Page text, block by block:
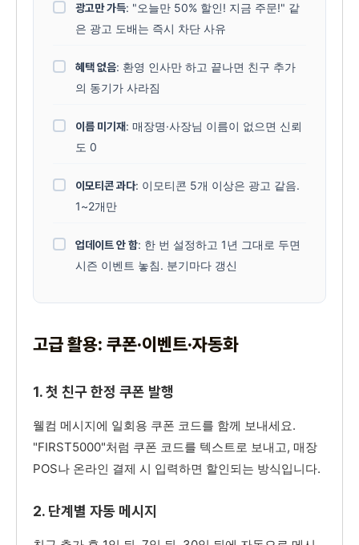
광고만 가득: "오늘만 50% 할인! 지금 주문!" 같
은 광고 도배는 즉시 차단 사유
혜택 없음: 환영 인사만 하고 끝나면 친구 추가
의 동기가 사라짐
이름 미기재: 매장명·사장님 이름이 없으면 신뢰
도 0
이모티콘 과다: 이모티콘 5개 이상은 광고 같음.
1~2개만
업데이트 안 함: 한 번 설정하고 1년 그대로 두면
시즌 이벤트 놓침. 분기마다 갱신
고급 활용: 쿠폰·이벤트·자동화
1. 첫 친구 한정 쿠폰 발행
웰컴 메시지에 일회용 쿠폰 코드를 함께 보내세요.
"FIRST5000"처럼 쿠폰 코드를 텍스트로 보내고, 매장
POS나 온라인 결제 시 입력하면 할인되는 방식입니다.
2. 단계별 자동 메시지